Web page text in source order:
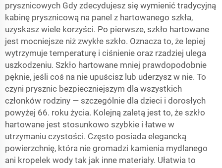
prysznicowych Gdy zdecydujesz się wymienić tradycyjną
kabinę prysznicową na panel z hartowanego szkła,
uzyskasz wiele korzyści. Po pierwsze, szkło hartowane
jest mocniejsze niż zwykłe szkło. Oznacza to, że lepiej
wytrzymuje temperaturę i ciśnienie oraz rzadziej ulega
uszkodzeniu. Szkło hartowane mniej prawdopodobnie
pęknie, jeśli coś na nie upuścisz lub uderzysz w nie. To
czyni prysznic bezpieczniejszym dla wszystkich
członków rodziny — szczególnie dla dzieci i dorosłych
powyżej 66. roku życia. Kolejną zaletą jest to, że szkło
hartowane jest stosunkowo szybkie i łatwe w
utrzymaniu czystości. Często posiada elegancką
powierzchnię, która nie gromadzi kamienia mydlanego
ani kropelek wody tak jak inne materiały. Ułatwia to